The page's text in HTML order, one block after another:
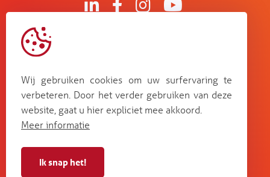
Bosstraat 67
B-3560 Lummen
Guldensporenpark Blok D bus 33
Wij gebruiken cookies om uw surfervaring te
verbeteren. Door het verder gebruiken van deze
website, gaat u hier expliciet mee akkoord.
Meer informatie
Ik snap het!